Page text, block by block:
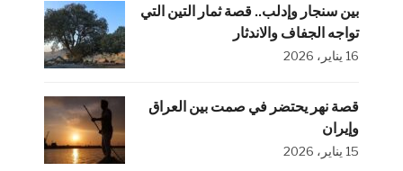
بين سنجار وإدلب.. قصة ثمار التين التي
تواجه الجفاف والاندثار
16 يناير، 2026
قصة نهر يحتضر في صمت بين العراق
وإيران
15 يناير، 2026